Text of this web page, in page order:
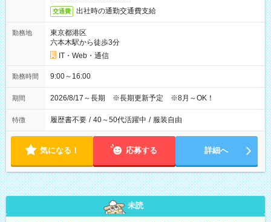
交通費 出社時の通勤交通費支給
勤務地
東京都港区
六本木駅から徒歩3分
IT・Web・通信
勤務時間 9:00～16:00
期間 2026/8/17～長期 ※長期更新予定 ※8月～OK！
特徴 履歴書不要 / 40～50代活躍中 / 服装自由
気になる！ 応募する 詳細へ
未読